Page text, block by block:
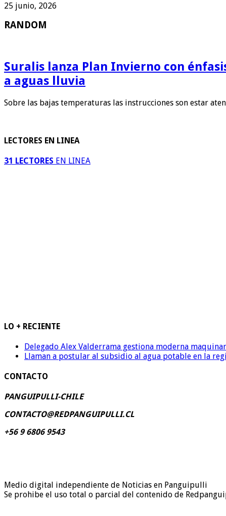
25 junio, 2026
RANDOM
Suralis lanza Plan Invierno con
a aguas lluvia
Sobre las bajas temperaturas las instrucciones son estar
LECTORES EN LINEA
31 LECTORES EN LINEA
LO + RECIENTE
Delegado Alex Valderrama gestiona moderna
Llaman a postular al subsidio al agua potable en la
CONTACTO
PANGUIPULLI-CHILE
CONTACTO@REDPANGUIPULLI.CL
+56 9 6806 9543
Medio digital independiente de Noticias en Panguipulli
Se prohibe el uso total o parcial del contenido de